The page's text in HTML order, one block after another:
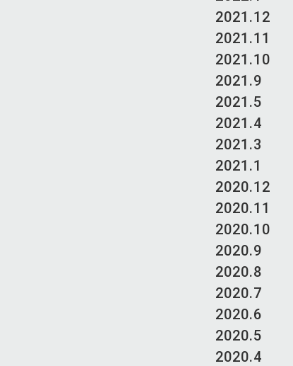
2021.12
2021.11
2021.10
2021.9
2021.5
2021.4
2021.3
2021.1
2020.12
2020.11
2020.10
2020.9
2020.8
2020.7
2020.6
2020.5
2020.4